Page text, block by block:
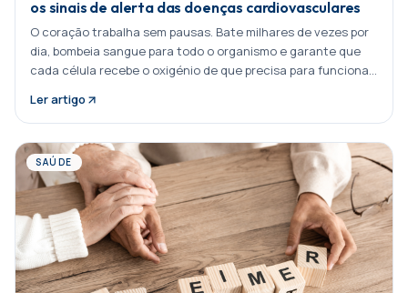
os sinais de alerta das doenças cardiovasculares
O coração trabalha sem pausas. Bate milhares de vezes por
dia, bombeia sangue para todo o organismo e garante que
cada célula recebe o oxigénio de que precisa para funcionar.
cardiovascular quando surge um problema. Uma dor no peito,
falta de ar inesperada, palpitações ou um diagnóstico que
chega sem aviso.
Ler artigo
SAÚDE